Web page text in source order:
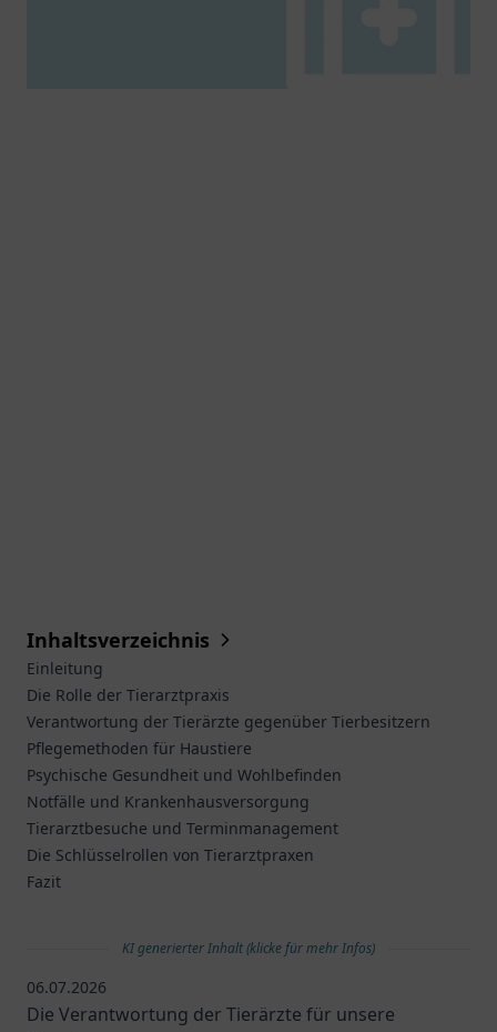
Inhaltsverzeichnis
Einleitung
Die Rolle der Tierarztpraxis
Verantwortung der Tierärzte gegenüber Tierbesitzern
Pflegemethoden für Haustiere
Psychische Gesundheit und Wohlbefinden
Notfälle und Krankenhausversorgung
Tierarztbesuche und Terminmanagement
Die Schlüsselrollen von Tierarztpraxen
Fazit
KI generierter Inhalt (klicke für mehr Infos)
06.07.2026
Die Verantwortung der Tierärzte für unsere